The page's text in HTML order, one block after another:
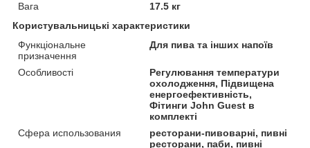
Вага
17.5 кг
Користувальницькі характеристики
Функціональне
призначення
Для пива та інших напоїв
Особливості
Регулювання температури
охолодження, Підвищена
енергоефективність,
Фітинги John Guest в
комплекті
Сфера использования
ресторани-пивоварні, пивні
ресторани, паби, пивні